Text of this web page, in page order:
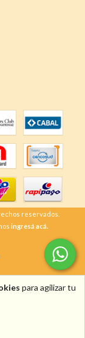
para agilizar tu
reservados.
ingresá acá.